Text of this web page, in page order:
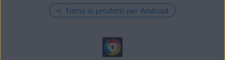
< Torna ai prodotti per Android